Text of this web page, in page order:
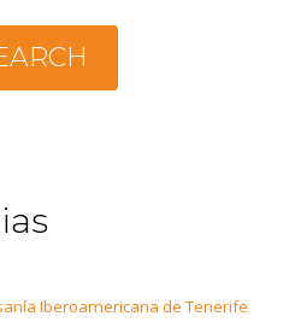
Iberoamericana de Tenerife